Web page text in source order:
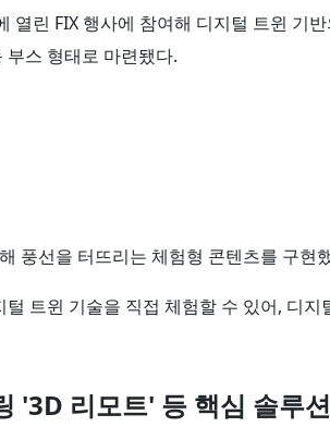
린 FIX 행사에 참여해 디지털 트윈 기
스 형태로 마련됐다.
풍선을 터뜨리는 체험형 콘텐츠를 구현
트윈 기술을 직접 체험할 수 있어, 디
'3D 리모트' 등 핵심 솔루